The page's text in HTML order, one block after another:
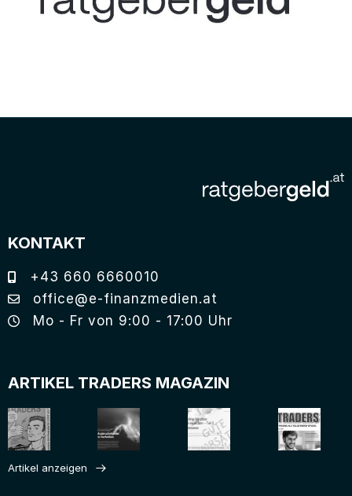
KONTAKT
+43 660 6660010
office@e-finanzmedien.at
Mo - Fr von 9:00 - 17:00 Uhr
ARTIKEL TRADERS MAGAZIN
Artikel anzeigen